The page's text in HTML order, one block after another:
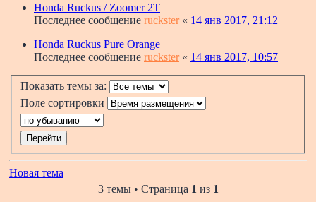
Honda Ruckus / Zoomer 2T
Последнее сообщение ruckster« 14 янв 2017, 21:12
Honda Ruckus Pure Orange
Последнее сообщение ruckster« 14 янв 2017, 10:57
Показать темы за:
Поле сортировки
Новая тема
3 темы • Страница 1 из 1